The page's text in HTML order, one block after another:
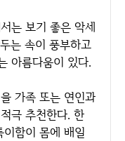
는 보기 좋은 악세
는 속이 풍부하고
아름다움이 있다.
가족 또는 연인과
극 추천한다. 한
함이 몸에 배일